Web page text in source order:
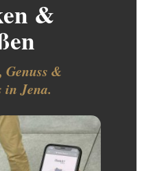
&
Genuss &
in Jena.